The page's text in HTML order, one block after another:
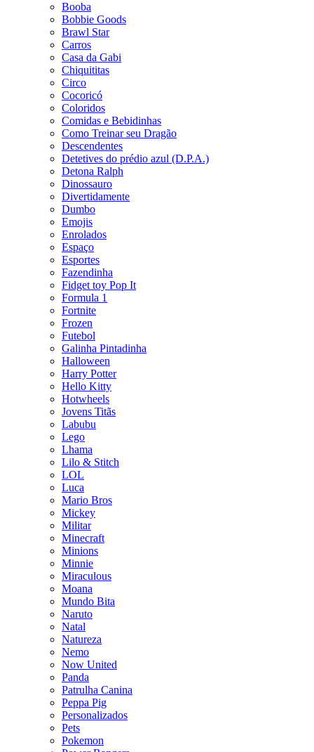
Booba
Bobbie Goods
Brawl Star
Carros
Casa da Gabi
Chiquititas
Circo
Cocoricó
Coloridos
Comidas e Bebidinhas
Como Treinar seu Dragão
Descendentes
Detetives do prédio azul (D.P.A.)
Detona Ralph
Dinossauro
Divertidamente
Dumbo
Emojis
Enrolados
Espaço
Esportes
Fazendinha
Fidget toy Pop It
Formula 1
Fortnite
Frozen
Futebol
Galinha Pintadinha
Halloween
Harry Potter
Hello Kitty
Hotwheels
Jovens Titãs
Labubu
Lego
Lhama
Lilo & Stitch
LOL
Luca
Mario Bros
Mickey
Militar
Minecraft
Minions
Minnie
Miraculous
Moana
Mundo Bita
Naruto
Natal
Natureza
Nemo
Now United
Panda
Patrulha Canina
Peppa Pig
Personalizados
Pets
Pokemon